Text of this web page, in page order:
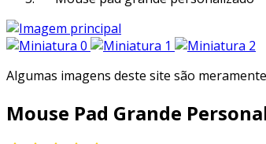
Algumas imagens deste site são
Mouse Pad Grande